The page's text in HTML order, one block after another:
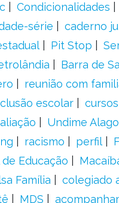
Condicionalidades
série caderno
Pit Stop
Barra de
reunião com
escolar
Undime
racismo perfil
Educação
Família colegiado
MDS